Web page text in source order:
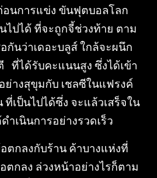
นการแข่ง ขันฟุตบอลโลก
ไปได้ ที่จะถูกจี้ช่วงท้าย ตาม
กันว่าเดอะบลูส์ ใกล้จะผนึก
ที่ได้รับคะแนนสูง ซึ่งได้เข้า
ย่างสุขุมกับ เชลซีในแฟรงค์
เป็นไปได้ซึ่ง จะแล้วเสร็จใน
ำเนินการอย่างรวดเร็ว
ตกลงกับร้าน ค้าบางแห่งที่
ตกลง ล่วงหน้าอย่างไรก็ตาม